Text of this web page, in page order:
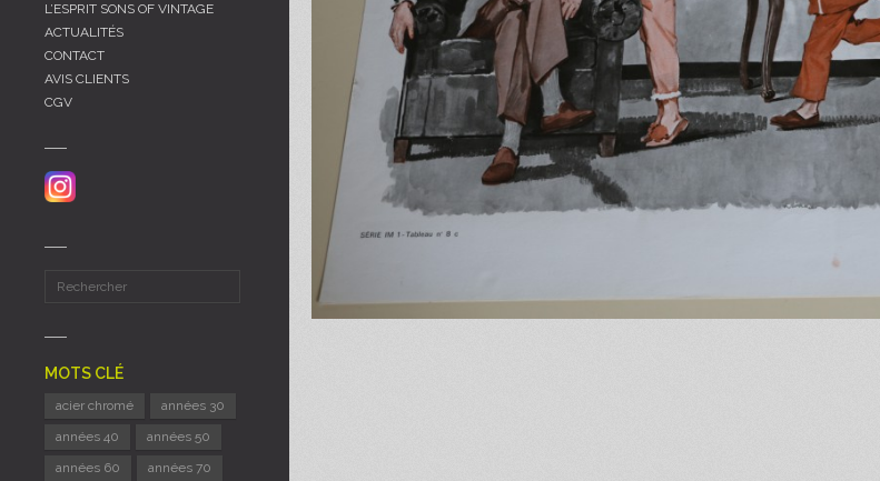
L’ESPRIT SONS OF VINTAGE
ACTUALITÉS
CONTACT
AVIS CLIENTS
CGV
MOTS CLÉ
acier chromé
années 30
années 40
années 50
années 60
années 70